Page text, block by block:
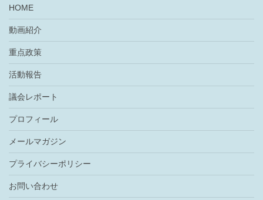
HOME
動画紹介
重点政策
活動報告
議会レポート
プロフィール
メールマガジン
プライバシーポリシー
お問い合わせ